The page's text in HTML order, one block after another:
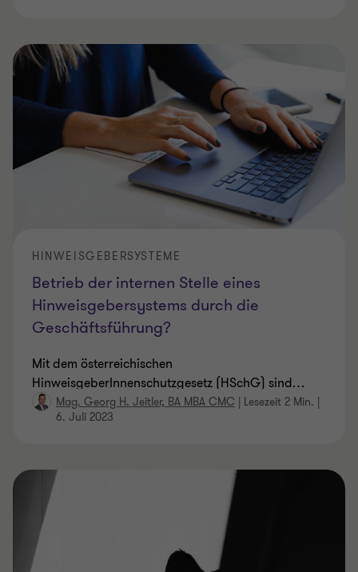
Betrieb der internen Stelle eines
Hinweisgebersystems durch die
Geschäftsführung?
HINWEISGEBERSYSTEME
Mit dem österreichischen
HinweisgeberInnenschutzgesetz (HSchG) sind…
Mag. Georg H. Jeitler, BA MBA CMC | Lesezeit 2 Min. |
6. Juli 2023